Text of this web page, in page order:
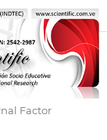
Factor